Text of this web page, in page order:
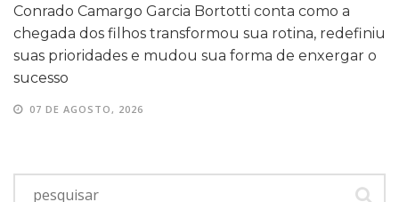
Conrado Camargo Garcia Bortotti conta como a
chegada dos filhos transformou sua rotina, redefiniu
suas prioridades e mudou sua forma de enxergar o
sucesso
07 DE AGOSTO, 2026